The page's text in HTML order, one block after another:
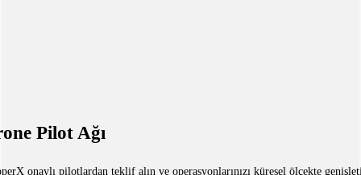
Pilot Ağı
onaylı pilotlardan teklif alın ve operasyonlarınızı küresel ölçekte